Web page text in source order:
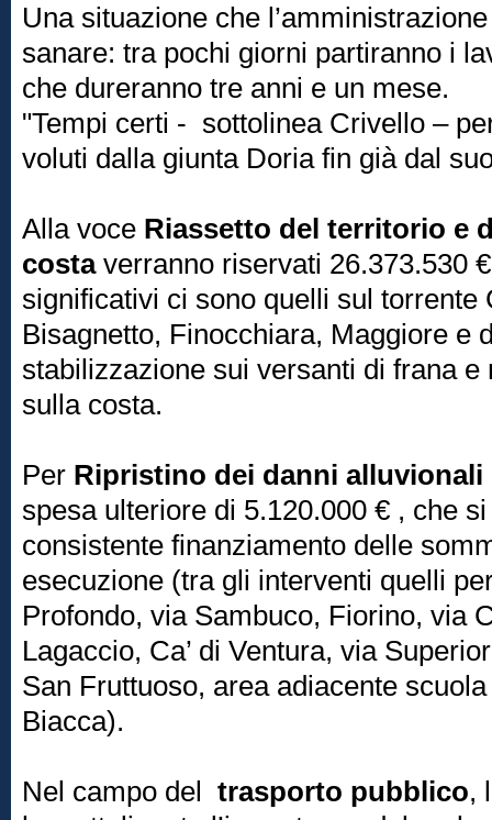
Una situazione che
sanare: tra pochi giorni partiranno i
che dureranno tre anni e un mese.
"Tempi certi - sottolinea Crivello –
voluti dalla giunta Doria fin già dal
Alla voce Riassetto del territorio e
costaverranno riservati 26.373.530
significativi ci sono quelli sul torrente
Bisagnetto, Finocchiara, Maggiore e
stabilizzazione sui versanti di frana
sulla costa.
Per Ripristino dei danni alluvionali
spesa ulteriore di 5.120.000 € , che
consistente finanziamento delle
esecuzione (tra gli interventi quelli
Profondo, via Sambuco, Fiorino, via
Lagaccio, Ca’ di Ventura, via
San Fruttuoso, area adiacente
Biacca).
Nel campo del trasporto pubblico,